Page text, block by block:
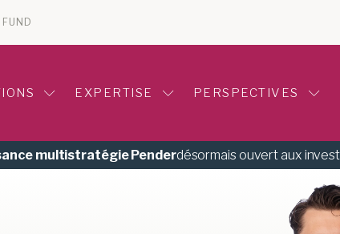
EXPERTISE PERSPECTIVES
multistratégie Penderdésormais ouvert aux